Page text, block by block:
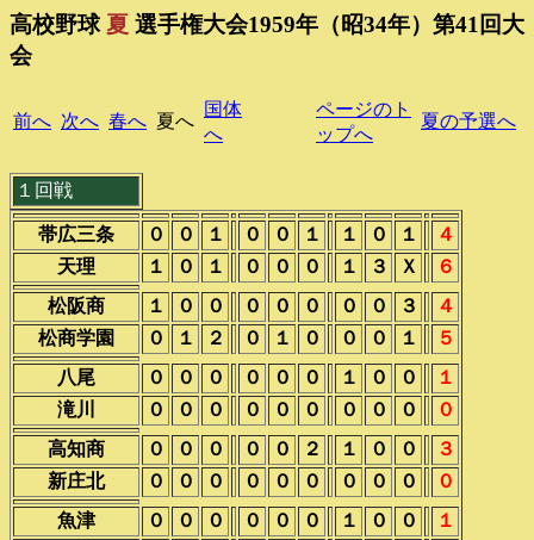
高校野球夏 選手権大会1959年（昭34年）第41回大
会
前へ 次へ 春へ 夏へ
国体
へ
ページのト
ップへ
夏の予選へ
１回戦
帯広三条 ０ ０ １ ０ ０ １ １ ０ １
４
天理
１ ０ １ ０ ０ ０ １ ３ Ｘ
６
松阪商
１ ０ ０ ０ ０ ０ ０ ０ ３
４
松商学園
０ １ ２ ０ １ ０ ０ ０ １
５
八尾
０ ０ ０ ０ ０ ０ １ ０ ０
１
滝川
０ ０ ０ ０ ０ ０ ０ ０ ０
０
高知商
０ ０ ０ ０ ０ ２ １ ０ ０
３
新庄北
０ ０ ０ ０ ０ ０ ０ ０ ０
０
魚津
０ ０ ０ ０ ０ ０ １ ０ ０
１